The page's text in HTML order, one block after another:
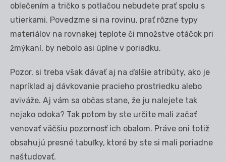
oblečením a tričko s potlačou nebudete prať spolu s
utierkami. Povedzme si na rovinu, prať rôzne typy
materiálov na rovnakej teplote či množstve otáčok pri
žmýkaní, by nebolo asi úplne v poriadku.
Pozor, si treba však dávať aj na ďalšie atribúty, ako je
napríklad aj dávkovanie pracieho prostriedku alebo
aviváže. Aj vám sa občas stane, že ju nalejete tak
nejako odoka? Tak potom by ste určite mali začať
venovať väčšiu pozornosť ich obalom. Práve oni totiž
obsahujú presné tabuľky, ktoré by ste si mali poriadne
naštudovať.